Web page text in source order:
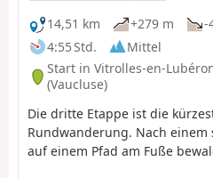
14,51 km
+279 m
-
4:55 Std.
Mittel
Start in Vitrolles-en-
(Vaucluse)
Die dritte Etappe ist die
Rundwanderung. Nach einem
auf einem Pfad am Fuße